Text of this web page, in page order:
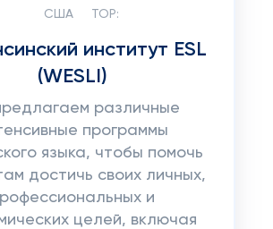
США TOP:
институт ESL
(WESLI)
различные
программы
языка, чтобы помочь
достичь своих личных,
и
целей, включая